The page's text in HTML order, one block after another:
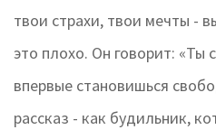
твои страхи, твои мечты -
это плохо. Он говорит: «Ты
впервые становишься
рассказ - как будильник,